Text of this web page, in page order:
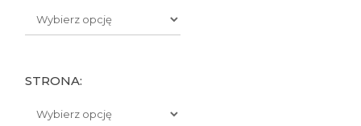
STRONA: